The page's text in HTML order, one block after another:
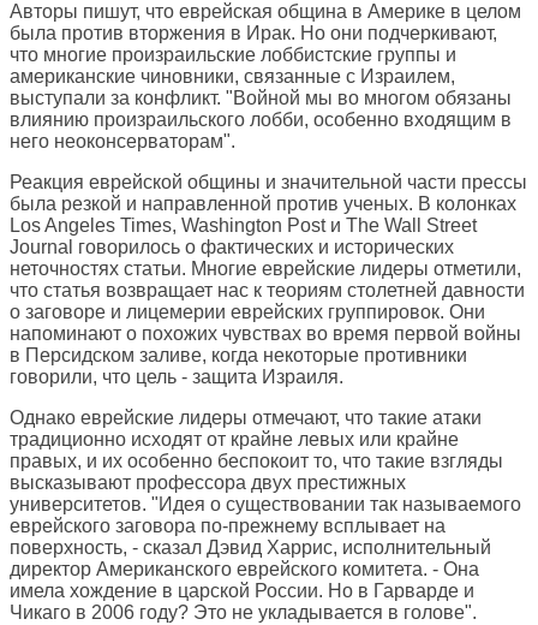
Авторы пишут, что еврейская община в Америке в целом
была против вторжения в Ирак. Но они подчеркивают,
что многие произраильские лоббистские группы и
американские чиновники, связанные с Израилем,
выступали за конфликт. "Войной мы во многом обязаны
влиянию произраильского лобби, особенно входящим в
него неоконсерваторам".
Реакция еврейской общины и значительной части прессы
была резкой и направленной против ученых. В колонках
Los Angeles Times, Washington Post и The Wall Street
Journal говорилось о фактических и исторических
неточностях статьи. Многие еврейские лидеры отметили,
что статья возвращает нас к теориям столетней давности
о заговоре и лицемерии еврейских группировок. Они
напоминают о похожих чувствах во время первой войны
в Персидском заливе, когда некоторые противники
говорили, что цель - защита Израиля.
Однако еврейские лидеры отмечают, что такие атаки
традиционно исходят от крайне левых или крайне
правых, и их особенно беспокоит то, что такие взгляды
высказывают профессора двух престижных
университетов. "Идея о существовании так называемого
еврейского заговора по-прежнему всплывает на
поверхность, - сказал Дэвид Харрис, исполнительный
директор Американского еврейского комитета. - Она
имела хождение в царской России. Но в Гарварде и
Чикаго в 2006 году? Это не укладывается в голове".